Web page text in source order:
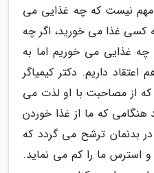
نیست که چه غذایی می
کسی غذا می خورید، اگر چه
چه غذایی می خوریم اما به
داریم. دکتر کیمیاگر
از مصاحبت با او لذت می
که ما از غذا خوردن
بدنمان ترشح می گردد که
استرس ما را کم می نماید.